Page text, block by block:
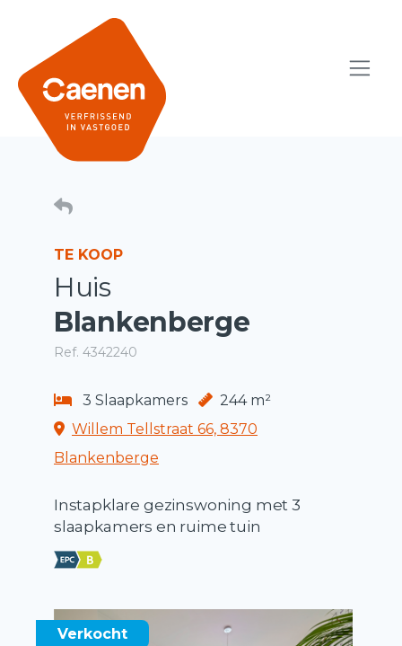
TE KOOP
Huis
Blankenberge
Ref. 4342240
3 Slaapkamers
244 m²
Willem Tellstraat 66, 8370
Blankenberge
Instapklare gezinswoning met 3
slaapkamers en ruime tuin
Verkocht